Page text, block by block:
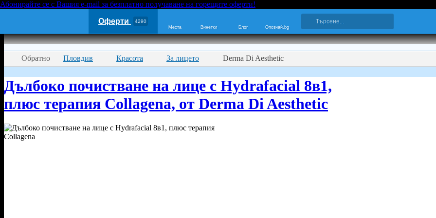
Абонирайте се с Вашия e-mail за безплатно получаване на горещите оферти!
Оферти 4290
Места Винетки Блог Опознай.bg
Обратно Пловдив Красота За лицето Derma Di Aesthetic
Дълбоко почистване на лице с Hydrafacial 8в1,
плюс терапия Collagena, от Derma Di Aesthetic